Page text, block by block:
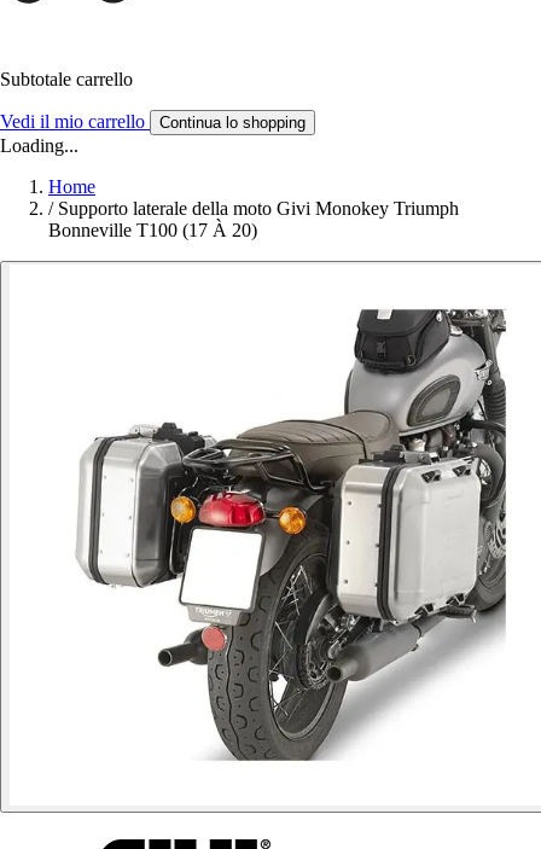
Subtotale carrello
Vedi il mio carrello Continua lo shopping
Loading...
Home
/ Supporto laterale della moto Givi Monokey Triumph
Bonneville T100 (17 À 20)